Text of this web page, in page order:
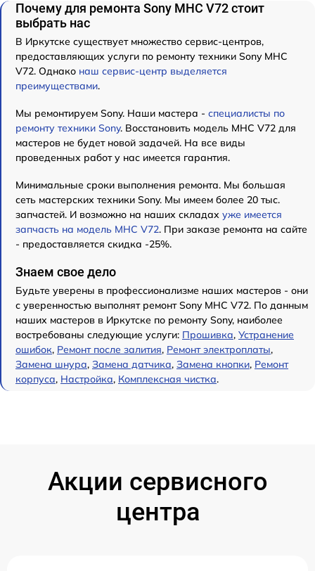
Почему для ремонта Sony MHC V72 стоит
выбрать нас
В Иркутске существует множество сервис-центров,
предоставляющих услуги по ремонту техники Sony MHC
V72. Однако наш сервис-центр выделяется
преимуществами.
Мы ремонтируем Sony. Наши мастера - специалисты по
ремонту техники Sony. Восстановить модель MHC V72 для
мастеров не будет новой задачей. На все виды
проведенных работ у нас имеется гарантия.
Минимальные сроки выполнения ремонта. Мы большая
сеть мастерских техники Sony. Мы имеем более 20 тыс.
запчастей. И возможно на наших складах уже имеется
запчасть на модель MHC V72. При заказе ремонта на сайте
- предоставляется скидка -25%.
Знаем свое дело
Будьте уверены в профессионализме наших мастеров - они
с уверенностью выполнят ремонт Sony MHC V72. По данным
наших мастеров в Иркутске по ремонту Sony, наиболее
востребованы следующие услуги: Прошивка, Устранение
ошибок, Ремонт после залития, Ремонт электроплаты,
Замена шнура, Замена датчика, Замена кнопки, Ремонт
корпуса, Настройка, Комплексная чистка.
Акции сервисного
центра